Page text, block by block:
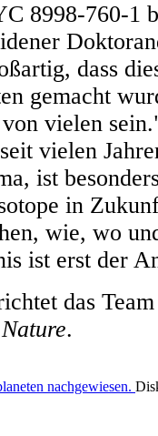
8998-760-1
dass
gemacht
vielen
vielen
ist
in
wie, wo
ist erst der
das
Nature.
nachgewiesen.